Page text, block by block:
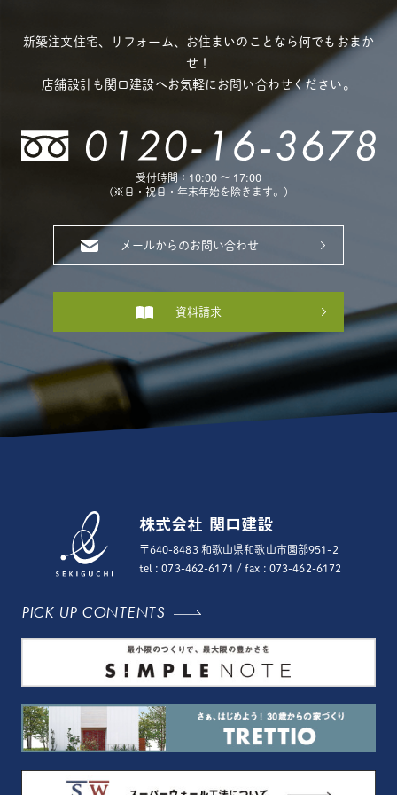
新築注文住宅、リフォーム、お住まいのことなら何でもおまか
せ！
店舗設計も関口建設へお気軽にお問い合わせください。
受付時間：10:00 〜 17:00
(※日・祝日・年末年始を除きます。)
メールからのお問い合わせ
資料請求
株式会社 関口建設
〒640-8483 和歌山県和歌山市園部951-2
tel : 073-462-6171 / fax : 073-462-6172
PICK UP CONTENTS